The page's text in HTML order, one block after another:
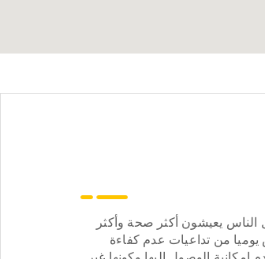
يعيشون أكثر صحة وأكثر
يوميا من تداعيات عدم كفاءة